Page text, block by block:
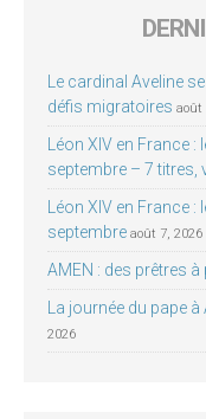
Le cardinal Aveline
défis migratoires août
Léon XIV en France
septembre – 7 titres,
Léon XIV en France
septembre août 7, 2026
AMEN : des prêtres à
La journée du pape
2026